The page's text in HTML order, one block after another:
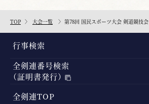
TOP 大会一覧 第78回 国民スポーツ大会 剣道競技会
行事検索
全剣連番号検索
（証明書発行）
全剣連TOP